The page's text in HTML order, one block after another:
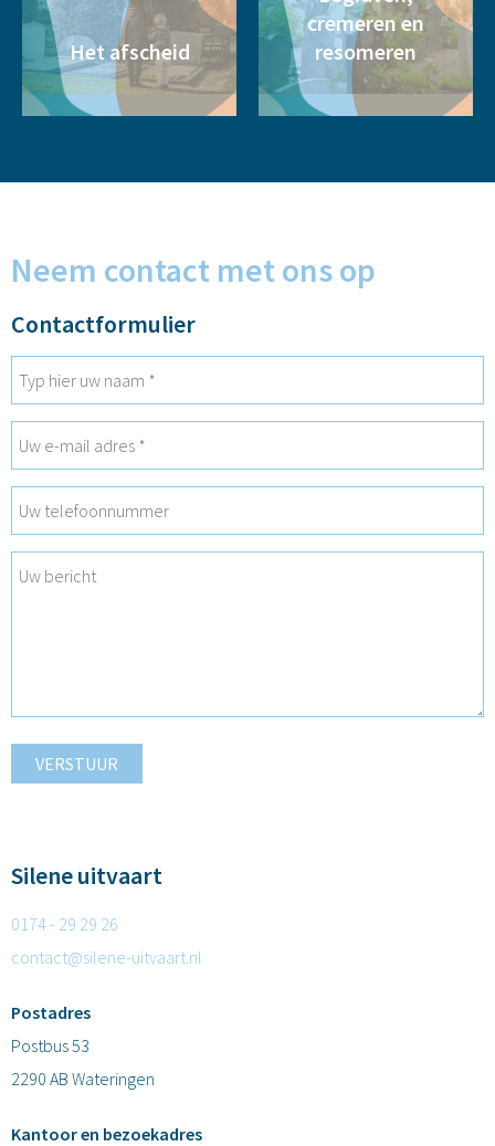
Het afscheid
cremeren en
resomeren
Neem contact met ons op
Contactformulier
VERSTUUR
Silene uitvaart
0174 - 29 29 26
contact@silene-uitvaart.nl
Postadres
Postbus 53
2290 AB Wateringen
Kantoor en bezoekadres